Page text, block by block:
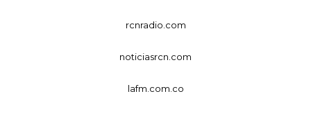
rcnradio.com
noticiasrcn.com
lafm.com.co